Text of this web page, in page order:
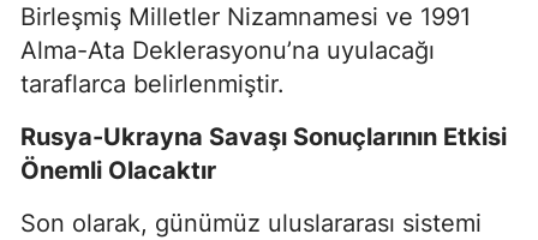
Birleşmiş Milletler Nizamnamesi ve 1991
Alma-Ata Deklerasyonu’na uyulacağı
taraflarca belirlenmiştir.
Rusya-Ukrayna Savaşı Sonuçlarının Etkisi
Önemli Olacaktır
Son olarak, günümüz uluslararası sistemi